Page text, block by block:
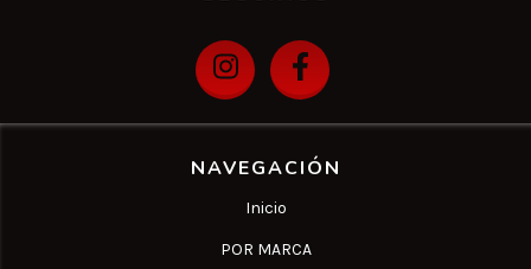
NAVEGACIÓN
Inicio
POR MARCA